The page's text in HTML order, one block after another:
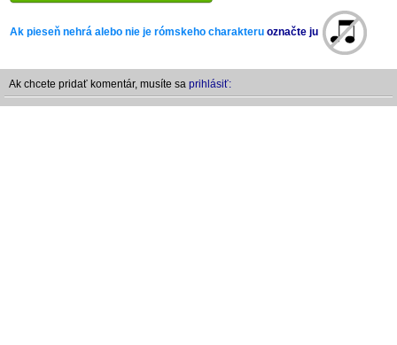
Ak pieseň nehrá alebo nie je rómskeho charakteru označte ju
Ak chcete pridať komentár, musíte sa prihlásiť: